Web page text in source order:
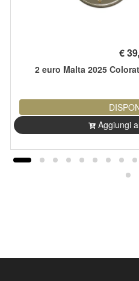
€
2 euro Malta 2025
Aggiungi